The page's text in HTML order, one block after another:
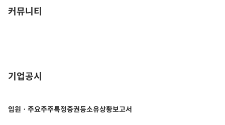
커뮤니티
기업공시
임원ㆍ주요주주특정증권등소유상황보고서